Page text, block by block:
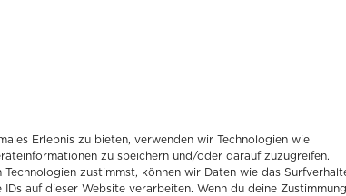
Erlebnis zu bieten, verwenden wir Technologien wie
zu speichern und/oder darauf zuzugreifen.
Technologien zustimmst, können wir Daten wie das
auf dieser Website verarbeiten. Wenn du deine